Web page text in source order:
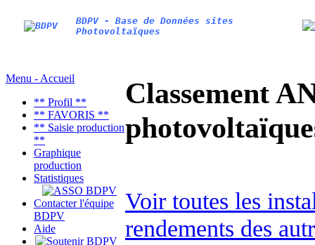
BDPV - Base de Données sites
Photovoltaïques
Menu - Accueil
** Profil **
** FAVORIS **
** Saisie production
**
Graphique
production
Statistiques
Contacter l'équipe
BDPV
Aide
Classement
Voir toutes les
rendements des